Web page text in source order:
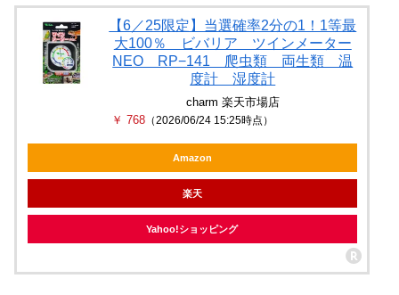
【6／25限定】当選確率2分の1！1等最
大100％ ビバリア ツインメーター
NEO RP−141 爬虫類 両生類 温
度計 湿度計
charm 楽天市場店
￥ 768（2026/06/24 15:25時点）
Amazon
楽天
Yahoo!ショッピング